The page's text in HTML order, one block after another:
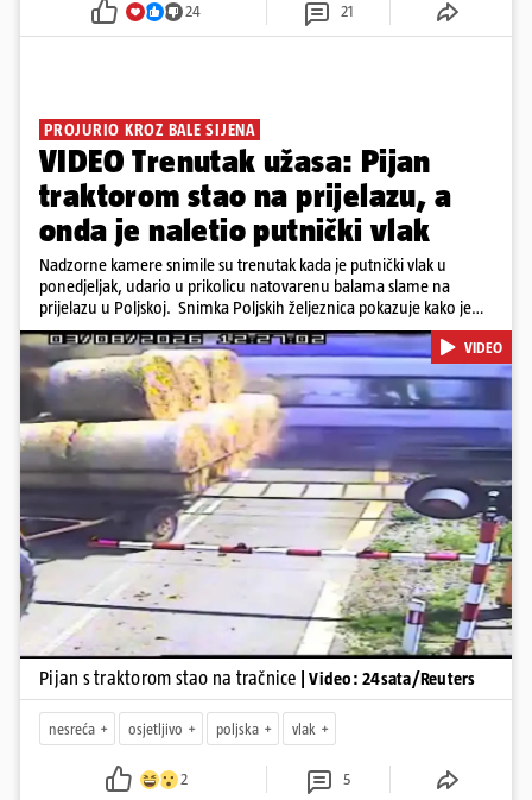
24 21
PROJURIO KROZ BALE SIJENA
VIDEO Trenutak užasa: Pijan
traktorom stao na prijelazu, a
onda je naletio putnički vlak
Nadzorne kamere snimile su trenutak kada je putnički vlak u
ponedjeljak, udario u prikolicu natovarenu balama slame na
prijelazu u Poljskoj. Snimka Poljskih željeznica pokazuje kako je
vozač traktora krenuo preko pruge dok su se rampe spuštale i
signalna svjetla bila uključena, a zatim se zaustavio dok su prikolice
ostale na tračnicama. Vlak je ubrzo udario u njih i probio se kroz
teret. U nesreći nije bilo ozlijeđenih. Iz PKP-a su priopćili da je
vozač traktora bio pod utjecajem alkohola te da je ugrozio živote
oko 500 putnika.
Pokretanje videa...
VIDEO
Pijan s traktorom stao na tračnice | Video: 24sata/Reuters
nesreća osjetljivo poljska vlak
2 5